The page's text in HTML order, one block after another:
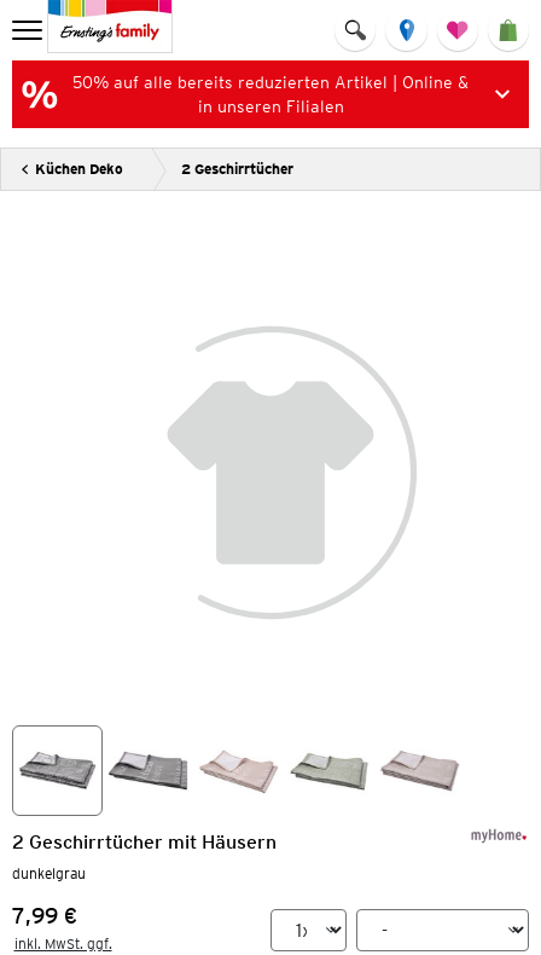
50% auf alle bereits reduzierten Artikel | Online &
in unseren Filialen
Küchen Deko 2 Geschirrtücher
2 Geschirrtücher mit Häusern
dunkelgrau
Preis:
7,99 €
inkl. MwSt. ggf.